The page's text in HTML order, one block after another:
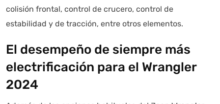
colisión frontal, control de crucero, control de
estabilidad y de tracción, entre otros elementos.
El desempeño de siempre más
electrificación para el Wrangler
2024